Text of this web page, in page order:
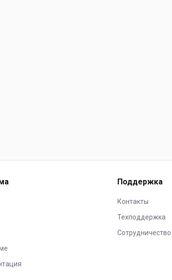
Поддержка
Контакты
Техподдержка
Сотрудничество